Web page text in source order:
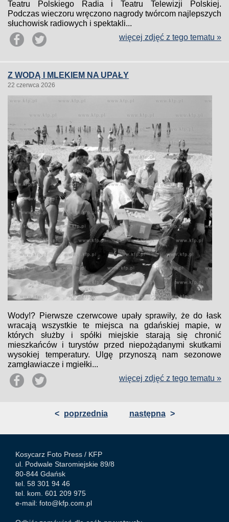
Teatru Polskiego Radia i Teatru Telewizji Polskiej.
Podczas wieczoru wręczono nagrody twórcom najlepszych
słuchowisk radiowych i spektakli...
więcej zdjęć z tego tematu »
Z WODĄ I MLEKIEM NA UPAŁY
22 czerwca 2026
Wody!? Pierwsze czerwcowe upały sprawiły, że do łask
wracają wszystkie te miejsca na gdańskiej mapie, w
których służby i spółki miejskie starają się chronić
mieszkańców i turystów przed niepożądanymi skutkami
wysokiej temperatury. Ulgę przynoszą nam sezonowe
zamgławiacze i mgiełki...
więcej zdjęć z tego tematu »
< poprzednia następna >
Kosycarz Foto Press / KFP
ul. Podwale Staromiejskie 89/8
80-844 Gdańsk
tel. 58 301 94 46
tel. kom. 601 209 975
e-mail: foto@kfp.com.pl